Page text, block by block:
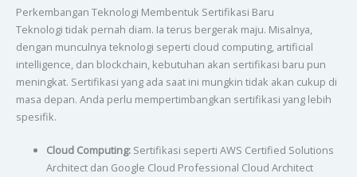
Perkembangan Teknologi Membentuk Sertifikasi Baru
Teknologi tidak pernah diam. Ia terus bergerak maju. Misalnya,
dengan munculnya teknologi seperti cloud computing, artificial
intelligence, dan blockchain, kebutuhan akan sertifikasi baru pun
meningkat. Sertifikasi yang ada saat ini mungkin tidak akan cukup di
masa depan. Anda perlu mempertimbangkan sertifikasi yang lebih
spesifik.
Cloud Computing:Sertifikasi seperti AWS Certified Solutions
Architect dan Google Cloud Professional Cloud Architect